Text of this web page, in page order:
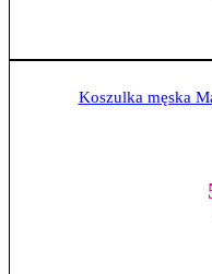
Koszulka męska